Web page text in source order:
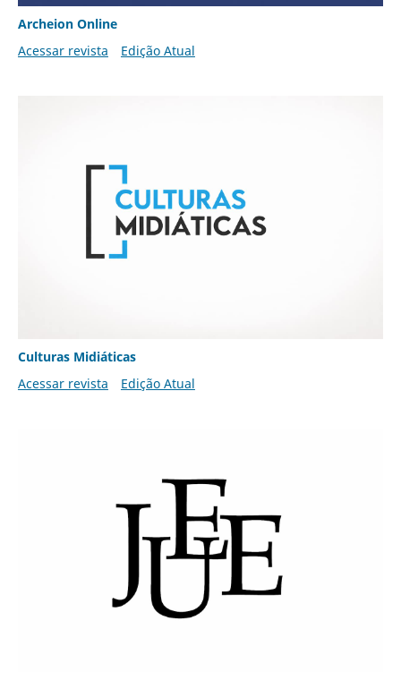
Archeion Online
Acessar revista
Edição Atual
Culturas Midiáticas
Acessar revista
Edição Atual